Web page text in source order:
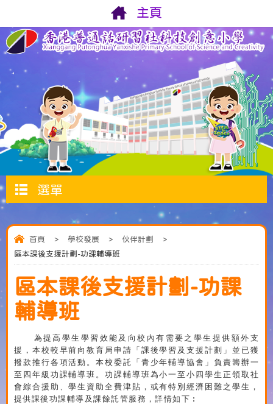
主頁
選單
首頁 > 學校發展 > 伙伴計劃
>
區本課後支援計劃-功課輔導班
區本課後支援計劃-功課
輔導班
為提高學生學習效能及向校內有需要之學生提供額外支
援，本校較早前向教育局申請「課後學習及支援計劃」並已獲
撥款推行各項活動。本校委託「青少年輔導協會」負責籌辦一
至四年級功課輔導班。功課輔導班為小一至小四學生正領取社
會綜合援助、學生資助全費津貼，或有特別經濟困難之學生，
提供課後功課輔導及課餘託管服務，詳情如下︰